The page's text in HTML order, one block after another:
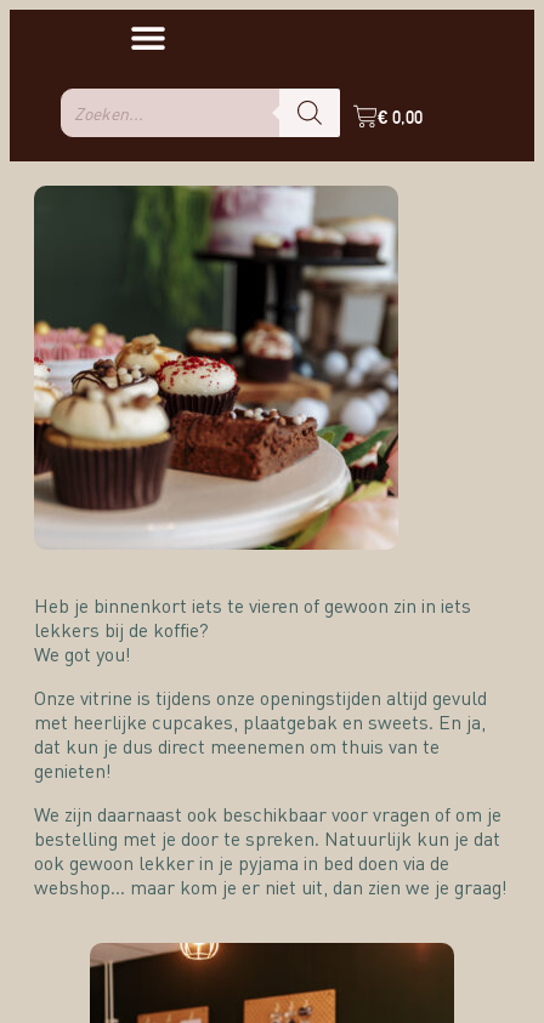
€0,00
Heb je binnenkort iets te vieren of gewoon zin in iets
lekkers bij de koffie?
We got you!
Onze vitrine is tijdens onze openingstijden altijd gevuld
met heerlijke cupcakes, plaatgebak en sweets. En ja,
dat kun je dus direct meenemen om thuis van te
genieten!
We zijn daarnaast ook beschikbaar voor vragen of om je
bestelling met je door te spreken. Natuurlijk kun je dat
ook gewoon lekker in je pyjama in bed doen via de
webshop… maar kom je er niet uit, dan zien we je graag!